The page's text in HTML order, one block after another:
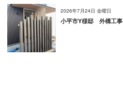
2026年7月24日 金曜日
小平市Y様邸 外構工事